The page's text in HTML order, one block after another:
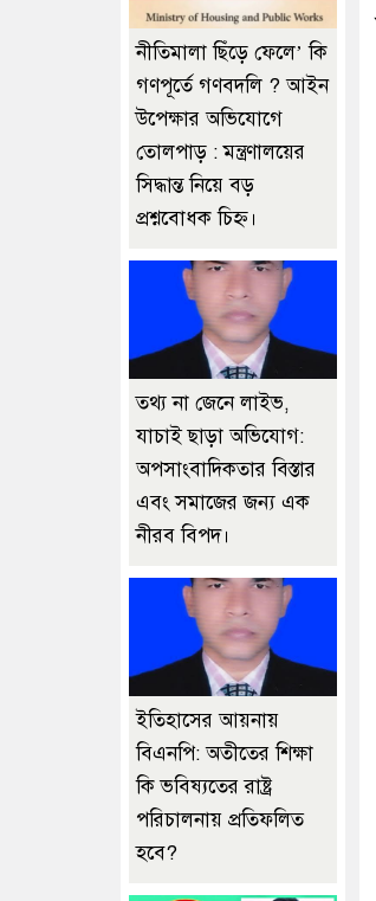
নীতিমালা ছিঁড়ে ফেলে’ কি
গণপূর্তে গণবদলি ? আইন
উপেক্ষার অভিযোগে
তোলপাড় : মন্ত্রণালয়ের
সিদ্ধান্ত নিয়ে বড়
প্রশ্নবোধক চিহ্ন।
তথ্য না জেনে লাইভ,
যাচাই ছাড়া অভিযোগ:
অপসাংবাদিকতার বিস্তার
এবং সমাজের জন্য এক
নীরব বিপদ।
ইতিহাসের আয়নায়
বিএনপি: অতীতের শিক্ষা
কি ভবিষ্যতের রাষ্ট্র
পরিচালনায় প্রতিফলিত
হবে?